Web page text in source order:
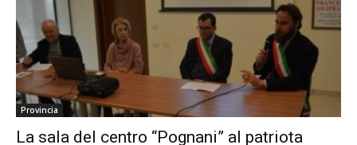
Provincia
La sala del centro “Pognani” al patriota